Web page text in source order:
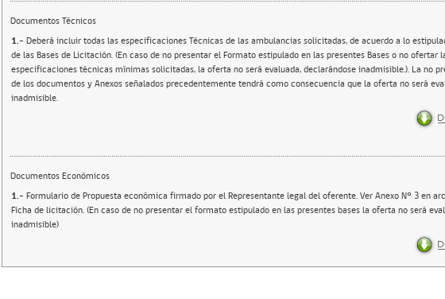
Documentos Técnicos
1.- Deberá incluir todas las especificaciones Técnicas de las ambulancias solicitadas, de acuerdo a lo
de las Bases de Licitación. (En caso de no presentar el Formato estipulado en las presentes Bases o no ofertar
especificaciones técnicas mínimas solicitadas, la oferta no será evaluada, declarándose inadmisible.). La no
de los documentos y Anexos señalados precedentemente tendrá como consecuencia que la oferta no será
inadmisible.
Documentos Económicos
1.- Formulario de Propuesta económica firmado por el Representante legal del oferente. Ver Anexo N° 3 en
Ficha de licitación. (En caso de no presentar el formato estipulado en las presentes bases la oferta no será
inadmisible)